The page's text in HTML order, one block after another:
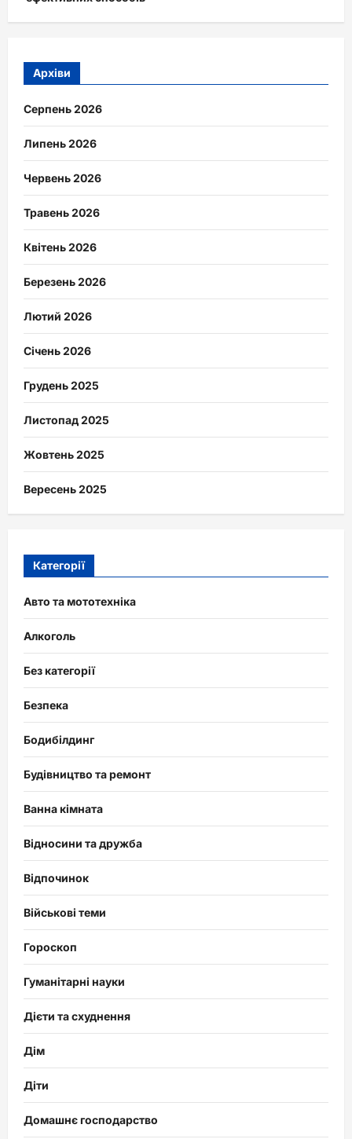
Архіви
Серпень 2026
Липень 2026
Червень 2026
Травень 2026
Квітень 2026
Березень 2026
Лютий 2026
Січень 2026
Грудень 2025
Листопад 2025
Жовтень 2025
Вересень 2025
Категорії
Авто та мототехніка
Алкоголь
Без категорії
Безпека
Бодибілдинг
Будівництво та ремонт
Ванна кімната
Відносини та дружба
Відпочинок
Військові теми
Гороскоп
Гуманітарні науки
Дієти та схуднення
Дім
Діти
Домашнє господарство